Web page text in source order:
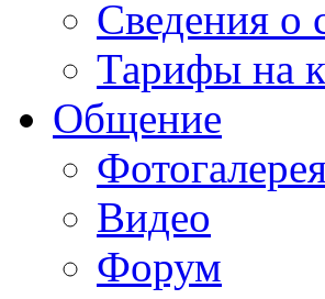
Сведения о
Тарифы на
Общение
Видео
Форум